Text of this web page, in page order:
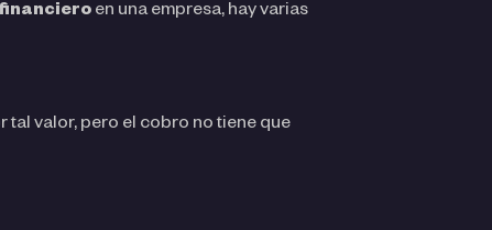
en una empresa, hay varias
tal valor, pero el cobro no tiene que